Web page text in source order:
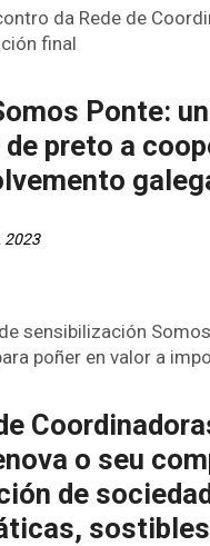
da Rede de
final
Ponte:
preto a
2023
sensibilización
poñer en valor a
o seu
de
sostibles